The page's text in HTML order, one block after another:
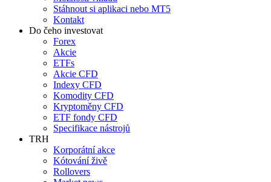
Stáhnout si aplikaci nebo MT5
Kontakt
Do čeho investovat
Forex
Akcie
ETFs
Akcie CFD
Indexy CFD
Komodity CFD
Kryptoměny CFD
ETF fondy CFD
Specifikace nástrojů
TRH
Korporátní akce
Kótování živě
Rollovers